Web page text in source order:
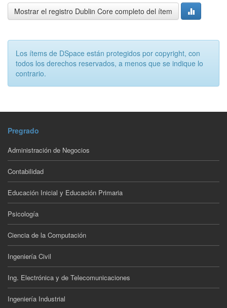
Mostrar el registro Dublin Core completo del ítem
Los ítems de DSpace están protegidos por copyright, con
todos los derechos reservados, a menos que se indique lo
contrario.
Pregrado
Administración de Negocios
Contabilidad
Educación Inicial y Educación Primaria
Psicología
Ciencia de la Computación
Ingeniería Civil
Ing. Electrónica y de Telecomunicaciones
Ingeniería Industrial